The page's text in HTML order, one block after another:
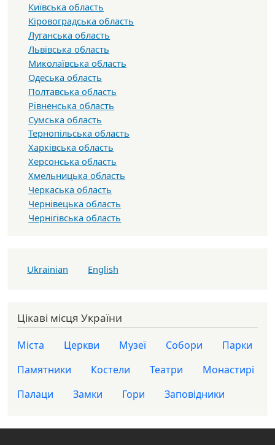
Київська область
Кіровоградська область
Луганська область
Львівська область
Миколаївська область
Одеська область
Полтавська область
Рівненська область
Сумська область
Тернопільська область
Харківська область
Херсонська область
Хмельницька область
Черкаська область
Чернівецька область
Чернігівська область
Ukrainian English
Цікаві місця України
Міста Церкви Музеї Собори
Парки
Памятники
Костели Театри
Монастирі
Палаци
Замки Гори Заповідники